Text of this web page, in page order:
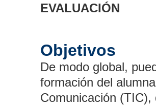
EVALUACIÓN
Objetivos
De modo global,
formación del
Comunicación